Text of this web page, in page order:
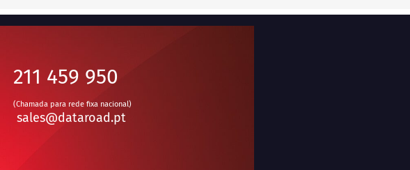
211 459 950
(Chamada para rede fixa nacional)
sales@dataroad.pt